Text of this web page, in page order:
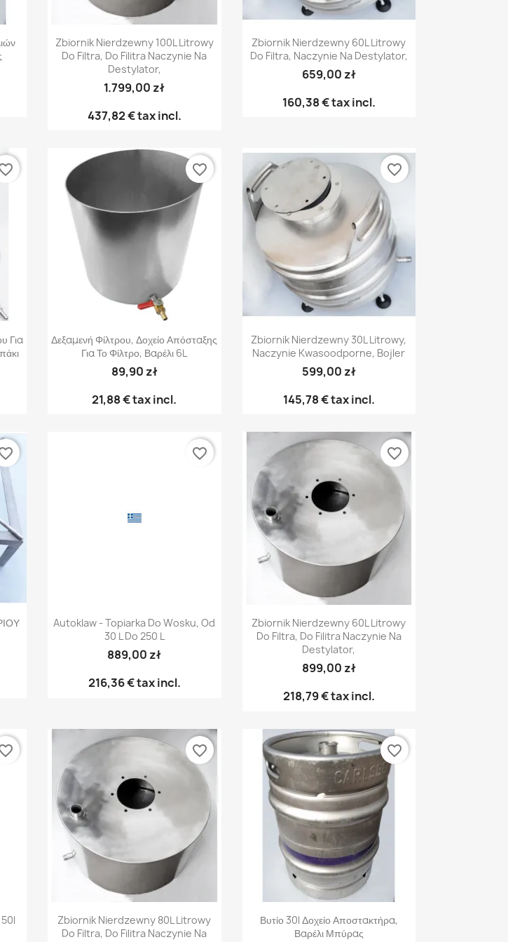
Γρήγορη προβολή
Zbiornik Nierdzewny 100L Litrowy
Do Filtra, Do Filitra Naczynie Na
Destylator,
1.799,00 zł
437,82 €tax incl.
Γρήγορη προβολή
Zbiornik Nierdzewny 60L Litrowy
Do Filtra, Naczynie Na Destylator,
659,00 zł
160,38 €tax incl.
Για
Γρήγορη προβολή
Δεξαμενή Φίλτρου, Δοχείο Απόσταξης
Για Το Φίλτρο, Βαρέλι 6L
89,90 zł
21,88 €tax incl.
favorite_border
Γρήγορη προβολή
Zbiornik Nierdzewny 30L Litrowy,
Naczynie Kwasoodporne, Bojler
599,00 zł
145,78 €tax incl.
favorite_border
Γρήγορη προβολή
Autoklaw - Topiarka Do Wosku, Od
30 L Do 250 L
889,00 zł
216,36 €tax incl.
favorite_border
Γρήγορη προβολή
Zbiornik Nierdzewny 60L Litrowy
Do Filtra, Do Filitra Naczynie Na
Destylator,
899,00 zł
218,79 €tax incl.
favorite_border
Γρήγορη προβολή
Zbiornik Nierdzewny 80L Litrowy
Do Filtra, Do Filitra Naczynie Na
favorite_border
Γρήγορη προβολή
Βυτίο 30l Δοχείο Αποστακτήρα,
Βαρέλι Μπύρας
favorite_border